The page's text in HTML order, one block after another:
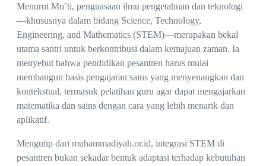
Menurut Mu’ti, penguasaan ilmu pengetahuan dan teknologi
—khususnya dalam bidang Science, Technology,
Engineering, and Mathematics (STEM)—merupakan bekal
utama santri untuk berkontribusi dalam kemajuan zaman. Ia
menyebut bahwa pendidikan pesantren harus mulai
membangun basis pengajaran sains yang menyenangkan dan
kontekstual, termasuk pelatihan guru agar dapat mengajarkan
matematika dan sains dengan cara yang lebih menarik dan
aplikatif.
Mengutip dari muhammadiyah.or.id, integrasi STEM di
pesantren bukan sekadar bentuk adaptasi terhadap kebutuhan